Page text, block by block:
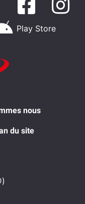
Play Store
nous
du site